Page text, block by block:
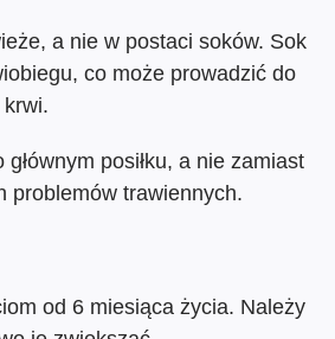
a nie w postaci soków. Sok
co może prowadzić do
posiłku, a nie zamiast
problemów trawiennych.
od 6 miesiąca życia. Należy